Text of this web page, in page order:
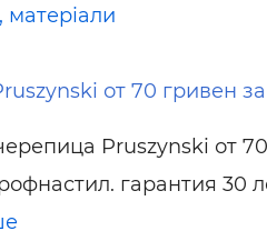
матеріали
от 70 гривен
Pruszynski от
гарантия 30